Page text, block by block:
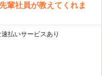
輩社員が教えてくれま
払いサービスあり